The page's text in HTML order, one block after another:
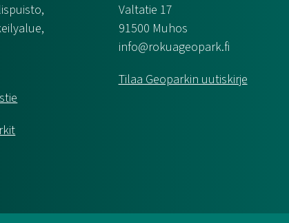
Valtatie 17
91500 Muhos
info@rokuageopark.fi
Tilaa Geoparkin uutiskirje